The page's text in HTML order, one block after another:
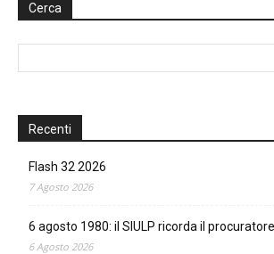
Cerca
Recenti
Flash 32 2026
7 Agosto 2026
6 agosto 1980: il SIULP ricorda il
6 Agosto 2026